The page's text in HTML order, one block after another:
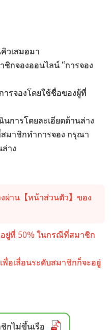
วเสมอมา
กจองออนไลน์ “การจอง
รจองโดยใช้ชื่อของผู้ที่
การโดยละเอียดด้านล่าง
มาชิกทำการจอง กรุณา
าง
ผ่าน【หน้าส่วนตัว】ของ
ยู่ที่ 50% ในกรณีที่สมาชิก
อเลื่อนระดับสมาชิกก็จะอยู่
กไม่ขึ้นเรือ